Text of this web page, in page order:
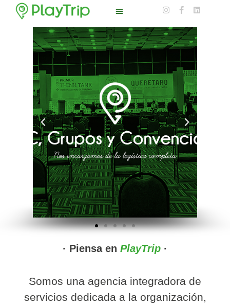
· Piensa en PlayTrip ·
Somos una agencia integradora de
servicios dedicada a la organización,